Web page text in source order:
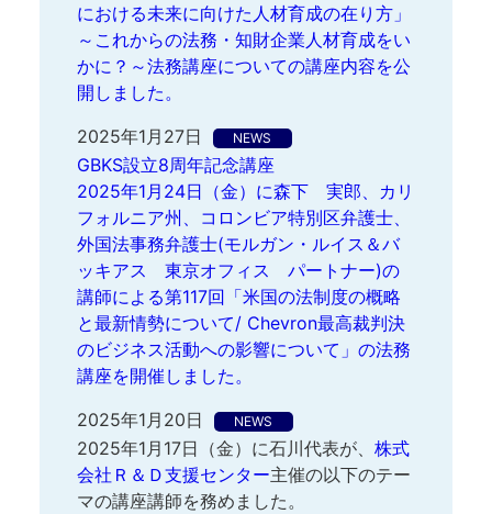
における未来に向けた人材育成の在り方」
～これからの法務・知財企業人材育成をい
かに？～法務講座についての講座内容を公
開しました。
2025年1月27日
NEWS
GBKS設立8周年記念講座
2025年1月24日（金）に森下 実郎、カリ
フォルニア州、コロンビア特別区弁護士、
外国法事務弁護士(モルガン・ルイス＆バ
ッキアス 東京オフィス パートナー)の
講師による第117回「米国の法制度の概略
と最新情勢について/ Chevron最高裁判決
のビジネス活動への影響について」の法務
講座を開催しました。
2025年1月20日
NEWS
2025年1月17日（金）に石川代表が、 株式
会社Ｒ＆Ｄ支援センター主催の以下のテー
マの講座講師を務めました。